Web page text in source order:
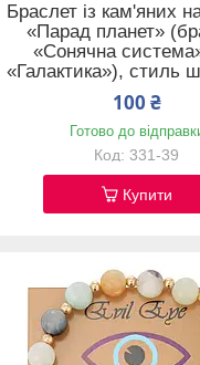
Браслет із кам'яних
«Парад планет»
«Сонячна
«Галактика»), стиль
100 ₴
Готово до
331-39
Купити